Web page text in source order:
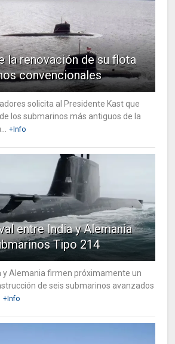
la renovación de su flota
convencionales
solicita al Presidente Kast que
los submarinos más antiguos de la
+Info
entre India y Alemania
Tipo 214
y Alemania firmen próximamente un
de seis submarinos avanzados
+Info